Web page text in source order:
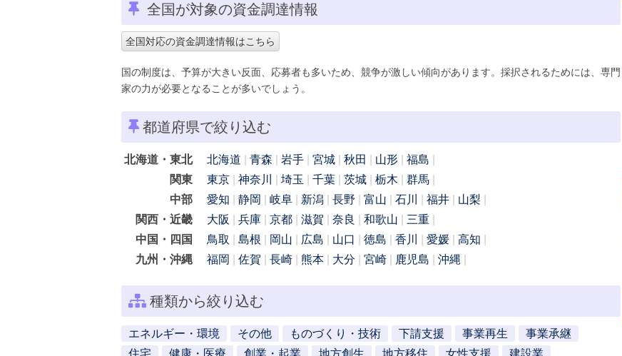
全国が対象の資金調達情報
全国対応の資金調達情報はこちら
国の制度は、予算が大きい反面、応募者も多いため、競争が激しい傾向があります。採択されるためには、専門
家の力が必要となることが多いでしょう。
都道府県で絞り込む
北海道・東北 北海道 青森 岩手 宮城 秋田 山形
福島
関東
東京 神奈川 埼玉 千葉 茨城 栃木
群馬
中部
愛知 静岡 岐阜 新潟 長野 富山 石川 福井
山梨
関西・近畿
大阪 兵庫 京都 滋賀 奈良 和歌山
三重
中国・四国
鳥取 島根 岡山 広島 山口 徳島 香川 愛媛
高知
九州・沖縄
福岡 佐賀 長崎 熊本 大分 宮崎 鹿児島 沖縄
種類から絞り込む
エネルギー・環境 その他 ものづくり・技術 下請支援 事業再生
事業承継
住宅
健康・医療 創業・起業 地方創生 地方移住 女性支援
建設業